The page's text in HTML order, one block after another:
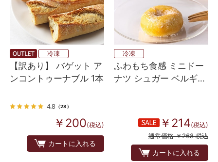
冷凍
【訳あり】 バゲット ア
ンコントゥーナブル 1本
4.8 （28）
￥200(税込)
カートに入れる
冷凍
ふわもち食感 ミニドー
ナツ シュガー ベルギー
￥214(税込)
通常価格 ￥268 税込
カートに入れる